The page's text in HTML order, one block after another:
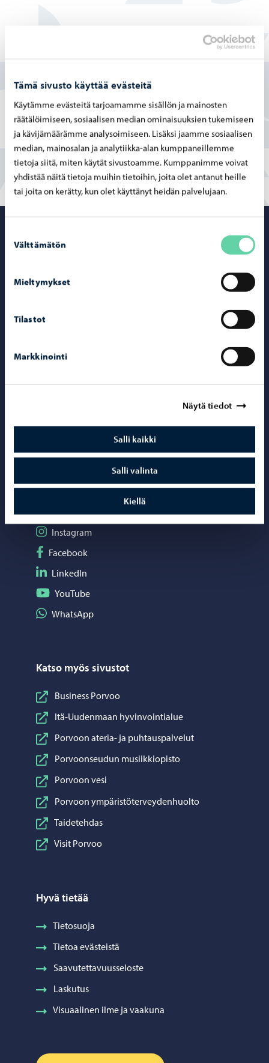
Tämä sivusto käyttää evästeitä
Käytämme evästeitä tarjoamamme sisällön ja mainosten
räätälöimiseen, sosiaalisen median ominaisuuksien tukemiseen
ja kävijämäärämme analysoimiseen. Lisäksi jaamme sosiaalisen
median, mainosalan ja analytiikka-alan kumppaneillemme
tietoja siitä, miten käytät sivustoamme. Kumppanimme voivat
yhdistää näitä tietoja muihin tietoihin, joita olet antanut heille
tai joita on kerätty, kun olet käyttänyt heidän palvelujaan.
valinta
Välttämätön
Mieltymykset
Tilastot
Markkinointi
Näytä tiedot
Salli kaikki
Salli valinta
Kiellä
Kyllä
Osittain
En
Sähköinen asiointi ePorvoo
Kartat ja paikkatiedot
Kuvapankki
Seuraa Instagram
Instagram
Seuraa Facebook
Facebook
Seuraa LinkedIn
LinkedIn
Seuraa YouTube
YouTube
Jaa WhatsApp
WhatsApp
Katso myös sivustot
Business Porvoo
Itä-Uudenmaan hyvinvointialue
Porvoon ateria- ja puhtauspalvelut
Porvoonseudun musiikkiopisto
Porvoon vesi
Porvoon ympäristöterveydenhuolto
Taidetehdas
Visit Porvoo
Hyvä tietää
Tietosuoja
Tietoa evästeistä
Saavutettavuusseloste
Laskutus
Visuaalinen ilme ja vaakuna